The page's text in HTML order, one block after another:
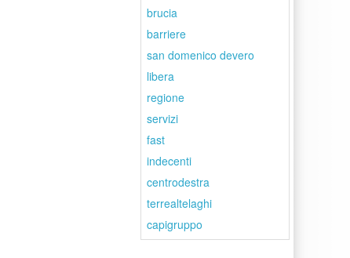
brucia
barriere
san domenico devero
libera
regione
servizi
fast
indecenti
centrodestra
terrealtelaghi
capigruppo